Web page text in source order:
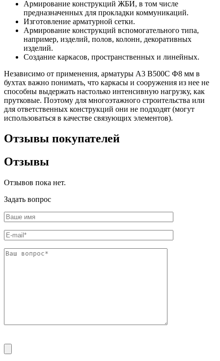
Армирование конструкций ЖБИ, в том числе
предназначенных для прокладки коммуникаций.
Изготовление арматурной сетки.
Армирование конструкций вспомогательного типа,
например, изделий, полов, колонн, декоративных
изделий.
Создание каркасов, пространственных и линейных.
Независимо от применения, арматуры А3 В500С Ф8 мм в
бухтах важно понимать, что каркасы и сооружения из нее не
способны выдержать настолько интенсивную нагрузку, как
прутковые. Поэтому для многоэтажного строительства или
для ответственных конструкций они не подходят (могут
использоваться в качестве связующих элементов).
Отзывы покупателей
Отзывы
Отзывов пока нет.
Задать вопрос